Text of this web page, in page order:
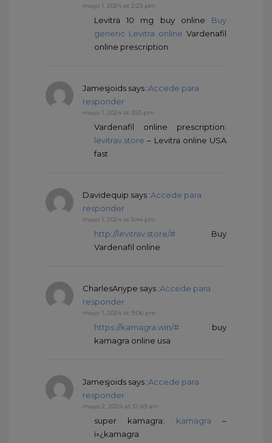
mayo 1, 2024 at 2:23 pm
Levitra 10 mg buy online Buy
generic Levitra online Vardenafil
online prescription
Jamesjoids says :Accede para
responder
mayo 1, 2024 at 3:53 pm
Vardenafil online prescription:
levitrav.store – Levitra online USA
fast
Davidequip says :Accede para
responder
mayo 1, 2024 at 5:44 pm
http://levitrav.store/# Buy
Vardenafil online
CharlesAnype says :Accede para
responder
mayo 1, 2024 at 9:06 pm
https://kamagra.win/# buy
kamagra online usa
Jamesjoids says :Accede para
responder
mayo 2, 2024 at 12:49 am
super kamagra: kamagra –
ï»¿kamagra